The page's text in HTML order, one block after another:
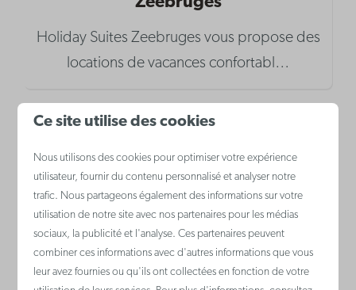
Holiday Suites Zeebruges vous propose des
locations de vacances confortabl …
Ce site utilise des cookies
Nous utilisons des cookies pour optimiser votre expérience
utilisateur, fournir du contenu personnalisé et analyser notre
trafic. Nous partageons également des informations sur votre
utilisation de notre site avec nos partenaires pour les médias
sociaux, la publicité et l'analyse. Ces partenaires peuvent
combiner ces informations avec d'autres informations que vous
leur avez fournies ou qu'ils ont collectées en fonction de votre